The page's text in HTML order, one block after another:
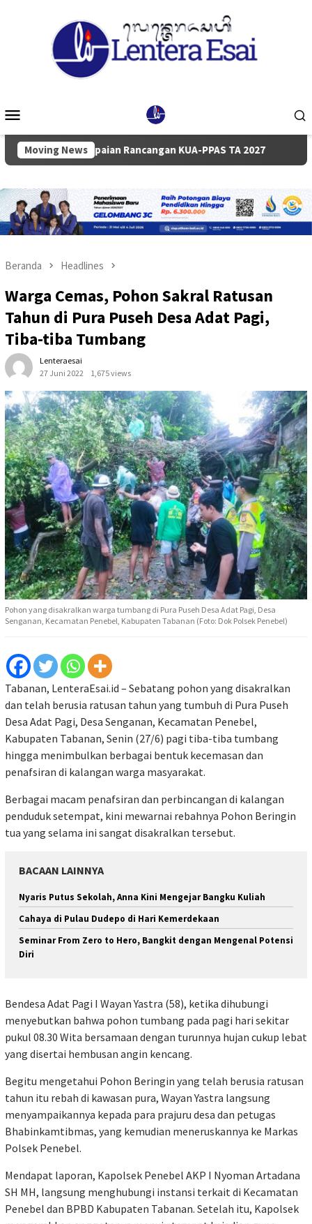
Mobile
Moving NewsRancangan KUA-PPAS TA 2027 Pemkab
Beranda Headlines
Warga Cemas, Pohon Sakral Ratusan
Tahun di Pura Puseh Desa Adat Pagi,
Tiba-tiba Tumbang
Lenteraesai
27 Juni 2022
1,675 views
Pohon yang disakralkan warga tumbang di Pura Puseh Desa Adat Pagi, Desa
Senganan, Kecamatan Penebel, Kabupaten Tabanan (Foto: Dok Polsek Penebel)
Tabanan, LenteraEsai.id – Sebatang pohon yang disakralkan
dan telah berusia ratusan tahun yang tumbuh di Pura Puseh
Desa Adat Pagi, Desa Senganan, Kecamatan Penebel,
Kabupaten Tabanan, Senin (27/6) pagi tiba-tiba tumbang
hingga menimbulkan berbagai bentuk kecemasan dan
penafsiran di kalangan warga masyarakat.
Berbagai macam penafsiran dan perbincangan di kalangan
penduduk setempat, kini mewarnai rebahnya Pohon Beringin
tua yang selama ini sangat disakralkan tersebut.
BACAAN LAINNYA
Nyaris Putus Sekolah, Anna Kini Mengejar Bangku Kuliah
Cahaya di Pulau Dudepo di Hari Kemerdekaan
Seminar From Zero to Hero, Bangkit dengan Mengenal Potensi
Diri
Bendesa Adat Pagi I Wayan Yastra (58), ketika dihubungi
menyebutkan bahwa pohon tumbang pada pagi hari sekitar
pukul 08.30 Wita bersamaan dengan turunnya hujan cukup lebat
yang disertai hembusan angin kencang.
Begitu mengetahui Pohon Beringin yang telah berusia ratusan
tahun itu rebah di kawasan pura, Wayan Yastra langsung
menyampaikannya kepada para prajuru desa dan petugas
Bhabinkamtibmas, yang kemudian meneruskannya ke Markas
Polsek Penebel.
Mendapat laporan, Kapolsek Penebel AKP I Nyoman Artadana
SH MH, langsung menghubungi instansi terkait di Kecamatan
Penebel dan BPBD Kabupaten Tabanan. Setelah itu, Kapolsek